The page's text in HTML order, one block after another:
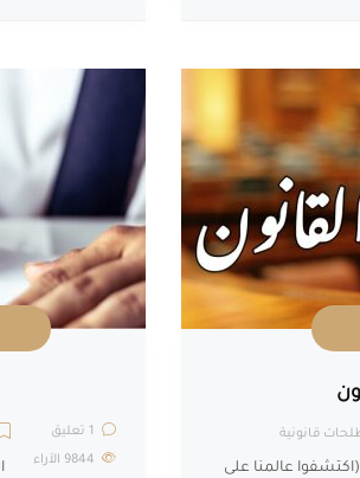
قانونية
عالمنا على
1 تعليق
الآراء